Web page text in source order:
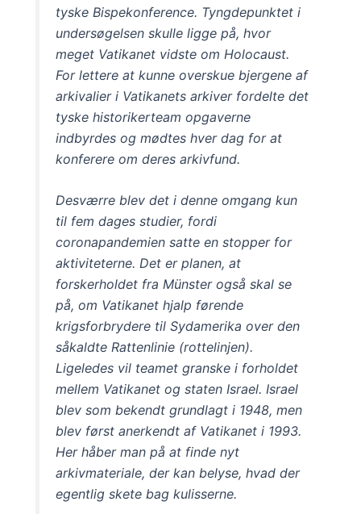
tyske Bispekonference. Tyngdepunktet i
undersøgelsen skulle ligge på, hvor
meget Vatikanet vidste om Holocaust.
For lettere at kunne overskue bjergene af
arkivalier i Vatikanets arkiver fordelte det
tyske historikerteam opgaverne
indbyrdes og mødtes hver dag for at
konferere om deres arkivfund.
Desværre blev det i denne omgang kun
til fem dages studier, fordi
coronapandemien satte en stopper for
aktiviteterne. Det er planen, at
forskerholdet fra Münster også skal se
på, om Vatikanet hjalp førende
krigsforbrydere til Sydamerika over den
såkaldte Rattenlinie (rottelinjen).
Ligeledes vil teamet granske i forholdet
mellem Vatikanet og staten Israel. Israel
blev som bekendt grundlagt i 1948, men
blev først anerkendt af Vatikanet i 1993.
Her håber man på at finde nyt
arkivmateriale, der kan belyse, hvad der
egentlig skete bag kulisserne.